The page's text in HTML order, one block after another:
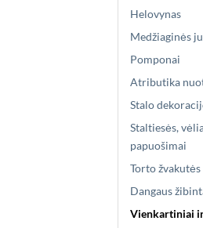
Helovynas
Medžiaginės
Pomponai
Atributika
Stalo
Staltiesės,
papuošimai
Torto žvakutės
Dangaus
Vienkartiniai